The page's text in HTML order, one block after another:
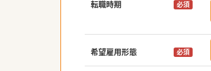
転職時期 必須
希望雇用形態 必須